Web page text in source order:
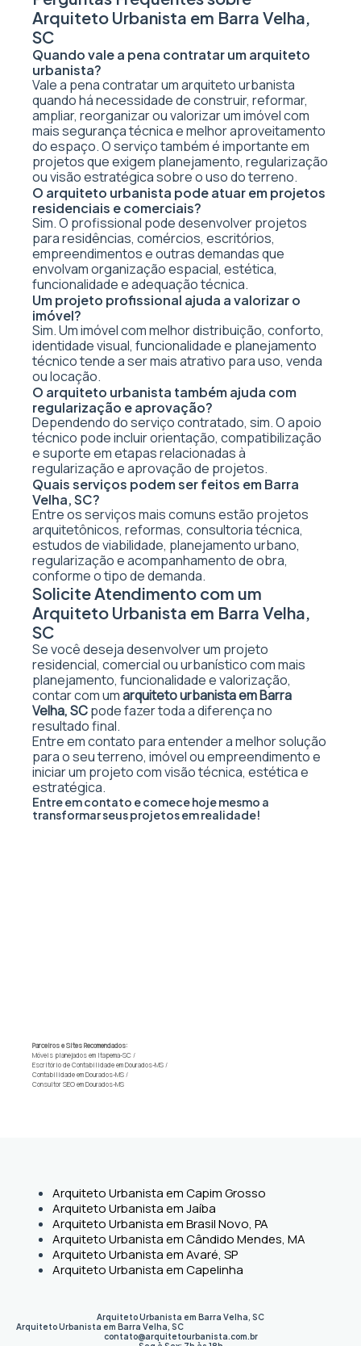
Arquiteto Urbanista em Barra Velha,
SC
Quando vale a pena contratar um arquiteto
urbanista?
Vale a pena contratar um arquiteto urbanista
quando há necessidade de construir, reformar,
ampliar, reorganizar ou valorizar um imóvel com
mais segurança técnica e melhor aproveitamento
do espaço. O serviço também é importante em
projetos que exigem planejamento, regularização
ou visão estratégica sobre o uso do terreno.
O arquiteto urbanista pode atuar em projetos
residenciais e comerciais?
Sim. O profissional pode desenvolver projetos
para residências, comércios, escritórios,
empreendimentos e outras demandas que
envolvam organização espacial, estética,
funcionalidade e adequação técnica.
Um projeto profissional ajuda a valorizar o
imóvel?
Sim. Um imóvel com melhor distribuição, conforto,
identidade visual, funcionalidade e planejamento
técnico tende a ser mais atrativo para uso, venda
ou locação.
O arquiteto urbanista também ajuda com
regularização e aprovação?
Dependendo do serviço contratado, sim. O apoio
técnico pode incluir orientação, compatibilização
e suporte em etapas relacionadas à
regularização e aprovação de projetos.
Quais serviços podem ser feitos em Barra
Velha, SC?
Entre os serviços mais comuns estão projetos
arquitetônicos, reformas, consultoria técnica,
estudos de viabilidade, planejamento urbano,
regularização e acompanhamento de obra,
conforme o tipo de demanda.
Solicite Atendimento com um
Arquiteto Urbanista em Barra Velha,
SC
Se você deseja desenvolver um projeto
residencial, comercial ou urbanístico com mais
planejamento, funcionalidade e valorização,
contar com umarquiteto urbanista em Barra
Velha, SCpode fazer toda a diferença no
resultado final.
Entre em contato para entender a melhor solução
para o seu terreno, imóvel ou empreendimento e
iniciar um projeto com visão técnica, estética e
estratégica.
Entre em contato e comece hoje mesmo a
transformar seus projetos em realidade!
Parceiros e Sites Recomendados:
Móveis planejados em Itapema-SC /
Escritório de Contabilidade em Dourados-MS /
Contabilidade em Dourados-MS /
Consultor SEO em Dourados-MS
Arquiteto Urbanista em Capim Grosso
Arquiteto Urbanista em Jaíba
Arquiteto Urbanista em Brasil Novo, PA
Arquiteto Urbanista em Cândido Mendes, MA
Arquiteto Urbanista em Avaré, SP
Arquiteto Urbanista em Capelinha
Arquiteto Urbanista em Barra Velha, SC
Arquiteto Urbanista em Barra Velha, SC
contato@arquitetourbanista.com.br